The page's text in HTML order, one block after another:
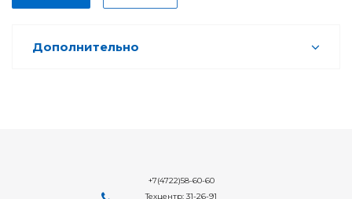
Дополнительно
+7(4722)58-60-60
Техцентр: 31-26-91